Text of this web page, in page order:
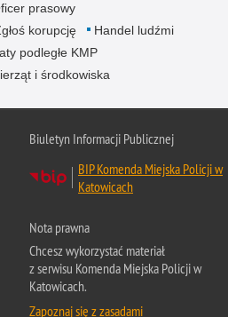
prasowy
korupcję
Handel ludźmi
podległe KMP
i środkowiska
Biuletyn Informacji Publicznej
BIP Komenda Miejska Policji w
Katowicach
Nota prawna
Chcesz wykorzystać materiał
z serwisu Komenda Miejska Policji w
Katowicach.
Zapoznaj się z zasadami